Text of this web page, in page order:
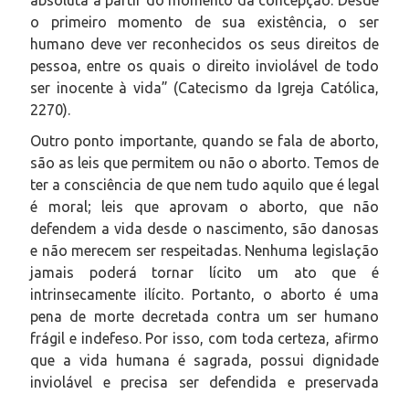
o primeiro momento de sua existência, o ser
humano deve ver reconhecidos os seus direitos de
pessoa, entre os quais o direito inviolável de todo
ser inocente à vida” (Catecismo da Igreja Católica,
2270).
Outro ponto importante, quando se fala de aborto,
são as leis que permitem ou não o aborto. Temos de
ter a consciência de que nem tudo aquilo que é legal
é moral; leis que aprovam o aborto, que não
defendem a vida desde o nascimento, são danosas
e não merecem ser respeitadas. Nenhuma legislação
jamais poderá tornar lícito um ato que é
intrinsecamente ilícito. Portanto, o aborto é uma
pena de morte decretada contra um ser humano
frágil e indefeso. Por isso, com toda certeza, afirmo
que a vida humana é sagrada, possui dignidade
inviolável e precisa ser defendida e preservada